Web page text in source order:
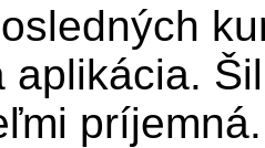
aplikácia.
príjemná.